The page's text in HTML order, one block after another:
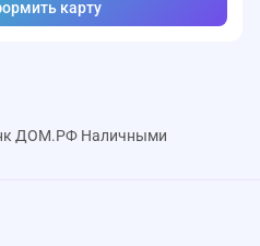
карту
ДОМ.РФ Наличными